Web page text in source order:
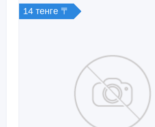
14 тенге 〒